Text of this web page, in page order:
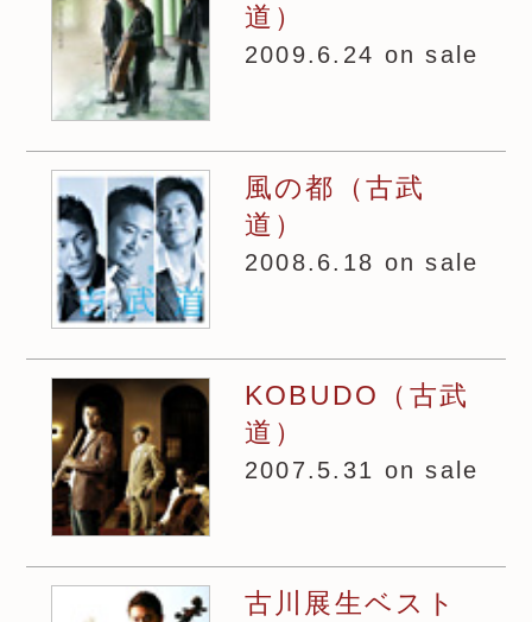
道）
2009.6.24 on sale
風の都（古武
道）
2008.6.18 on sale
KOBUDO（古武
道）
2007.5.31 on sale
古川展生ベスト